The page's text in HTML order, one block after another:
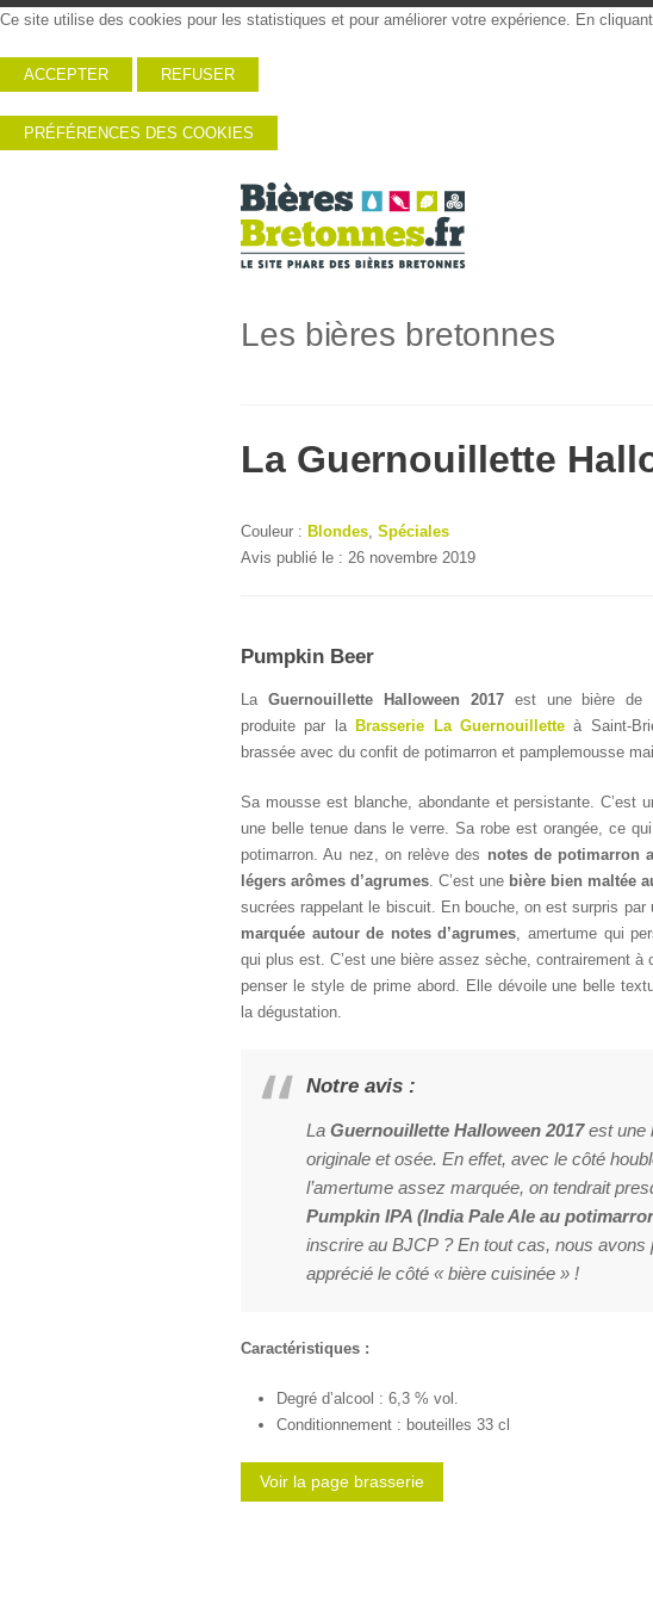
Ce site utilise des cookies pour les statistiques et pour améliorer votre expérience. En
ACCEPTER REFUSER
PRÉFÉRENCES DES COOKIES
Les bières bretonnes
La Guernouillette
Couleur : Blondes, Spéciales
Avis publié le : 26 novembre 2019
Pumpkin Beer
La Guernouillette Halloween 2017est une bière de
produite par la Brasserie La Guernouillette à Saint-
brassée avec du confit de potimarron et pamplemousse
Sa mousse est blanche, abondante et persistante. C’est
une belle tenue dans le verre. Sa robe est orangée, ce
potimarron. Au nez, on relève des notes de potimarron
légers arômes d’agrumes. C’est une bière bien maltée
sucrées rappelant le biscuit. En bouche, on est surpris par
marquée autour de notes d’agrumes, amertume qui
qui plus est. C’est une bière assez sèche, contrairement à
penser le style de prime abord. Elle dévoile une belle
la dégustation.
Notre avis :
La Guernouillette Halloween 2017est une
originale et osée. En effet, avec le côté
l’amertume assez marquée, on tendrait
Pumpkin IPA (India Pale Ale au
inscrire au BJCP ? En tout cas, nous avons
apprécié le côté « bière cuisinée » !
Caractéristiques :
Degré d’alcool : 6,3 % vol.
Conditionnement : bouteilles 33 cl
Voir la page brasserie